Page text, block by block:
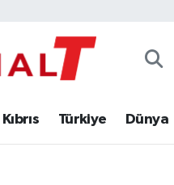
Kıbrıs Türkiye Dünya